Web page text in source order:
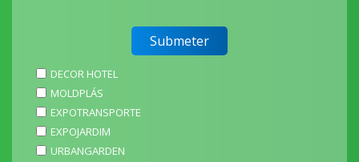
DECOR HOTEL
MOLDPLÁS
EXPOTRANSPORTE
EXPOJARDIM
URBANGARDEN